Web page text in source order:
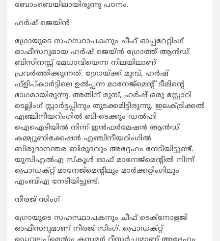
ബോംബെയിലായിരുന്നു പഠനം.
ഹര്‍ഷ് ജെയിന്‍
ഗ്രോയുടെ സഹസ്ഥാപകനും ചീഫ് ഓപ്പറേറ്റിംഗ്
ഓഫീസറുമായ ഹര്‍ഷ് ജെയ്ന്‍ ഗ്രോത്ത് ആന്‍ഡ്
ബിസിനസ്സ് മേധാവിയെന്ന നിലയിലാണ്
പ്രവര്‍ത്തിക്കുന്നത്. ഗ്രോയ്ക്ക് മുമ്പ്, ഹര്‍ഷ്
ഫ്‌ളിപ്കാര്‍ട്ടിലെ ഉല്‍പ്പന്ന മാനേജ്‌മെന്റ് ടീമിന്റെ
ഭാഗമായിരുന്നു. അതിന് മുമ്പ്, ഹര്‍ഷ് ഒരു സ്റ്റോറി
ടെല്ലിംഗ് സ്റ്റാര്‍ട്ടപ്പിനും തുടക്കമിട്ടിരുന്നു. ഇലക്ട്രിക്കല്‍
എഞ്ചിനീയറിംഗില്‍ ബി-ടെക്കും ഡല്‍ഹി
ഐഐടിയില്‍ നിന്ന് ഇന്‍ഫര്‍മേഷന്‍ ആന്‍ഡ്
കമ്മ്യൂണിക്കേഷന്‍ എഞ്ചിനീയറിംഗില്‍
ബിരുദാനന്തര ബിരുദവും അദ്ദേഹം നേടിയിട്ടുണ്ട്.
യുസിഎല്‍എ സ്‌കൂള്‍ ഓഫ് മാനേജ്മെന്റില്‍ നിന്ന്
പ്രൊഡക്റ്റ് മാനേജ്മെന്റിലും മാര്‍ക്കറ്റിംഗിലും
എംബിഎ നേടിയിട്ടുണ്ട്.
നീരജ് സിംഗ്
ഗ്രോയുടെ സഹസ്ഥാപകനും ചീഫ് ടെക്‌നോളജി
ഓഫീസറുമാണ് നീരജ് സിംഗ്. പ്രൊഡക്റ്റ്